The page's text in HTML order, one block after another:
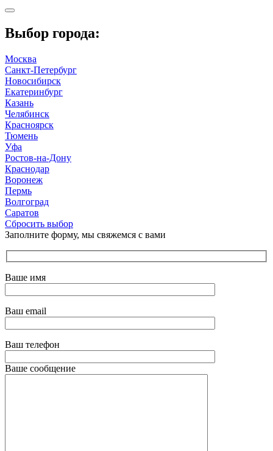
Выбор города:
Москва
Санкт-Петербург
Новосибирск
Екатеринбург
Казань
Челябинск
Красноярск
Тюмень
Уфа
Ростов-на-Дону
Краснодар
Воронеж
Пермь
Волгоград
Саратов
Сбросить выбор
Заполните форму, мы свяжемся с вами
Ваше имя
Ваш email
Ваш телефон
Ваше сообщение